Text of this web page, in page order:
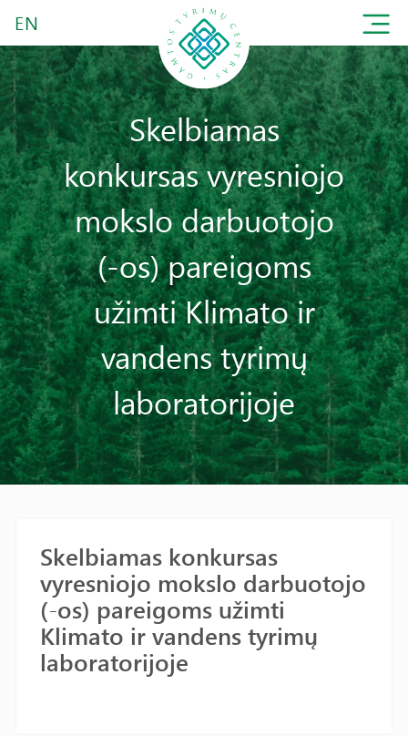
EN
Skelbiamas
konkursas vyresniojo
mokslo darbuotojo
(-os) pareigoms
užimti Klimato ir
vandens tyrimų
laboratorijoje
Skelbiamas konkursas
vyresniojo mokslo darbuotojo
(-os) pareigoms užimti
Klimato ir vandens tyrimų
laboratorijoje